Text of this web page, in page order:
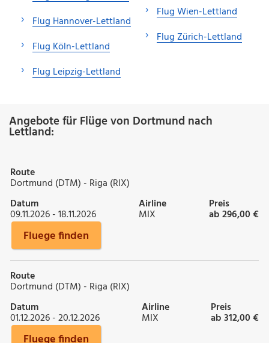
Flug Hannover-Lettland
Flug Köln-Lettland
Flug Leipzig-Lettland
Flug Wien-Lettland
Flug Zürich-Lettland
Angebote für Flüge von Dortmund nach
Lettland:
Route
Dortmund (DTM) - Riga (RIX)
Datum
09.11.2026 - 18.11.2026
Airline
MIX
Preis
ab 296,00 €
Fluege finden
Route
Dortmund (DTM) - Riga (RIX)
Datum
01.12.2026 - 20.12.2026
Airline
MIX
Preis
ab 312,00 €